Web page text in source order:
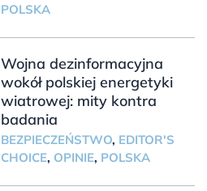
POLSKA
Wojna dezinformacyjna
wokół polskiej energetyki
wiatrowej: mity kontra
badania
BEZPIECZEŃSTWO, EDITOR'S
CHOICE, OPINIE, POLSKA